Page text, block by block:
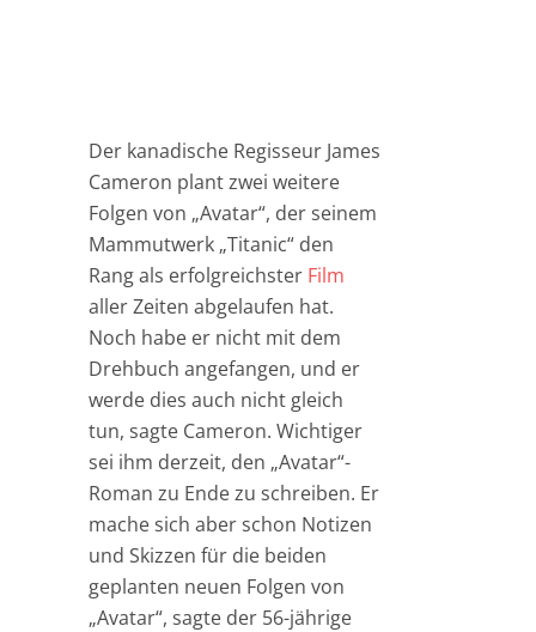
Der kanadische Regisseur James
Cameron plant zwei weitere
Folgen von „Avatar“, der seinem
Mammutwerk „Titanic“ den
Rang als erfolgreichster Film
aller Zeiten abgelaufen hat.
Noch habe er nicht mit dem
Drehbuch angefangen, und er
werde dies auch nicht gleich
tun, sagte Cameron. Wichtiger
sei ihm derzeit, den „Avatar“-
Roman zu Ende zu schreiben. Er
mache sich aber schon Notizen
und Skizzen für die beiden
geplanten neuen Folgen von
„Avatar“, sagte der 56-jährige